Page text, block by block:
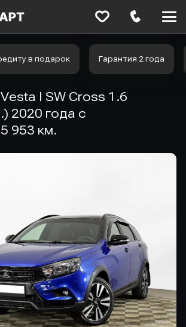
в подарок Гарантия 2 года
I SW Cross 1.6
2020 года с
953 км.